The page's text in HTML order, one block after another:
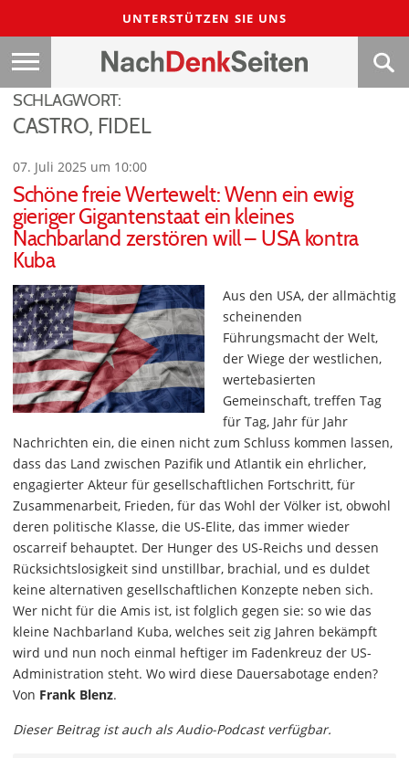
UNTERSTÜTZEN SIE UNS
SCHLAGWORT:
CASTRO, FIDEL
07. Juli 2025 um 10:00
Schöne freie Wertewelt: Wenn ein ewig
gieriger Gigantenstaat ein kleines
Nachbarland zerstören will – USA kontra
Kuba
Aus den USA, der allmächtig
scheinenden
Führungsmacht der Welt,
der Wiege der westlichen,
wertebasierten
Gemeinschaft, treffen Tag
für Tag, Jahr für Jahr
Nachrichten ein, die einen nicht zum Schluss kommen lassen,
dass das Land zwischen Pazifik und Atlantik ein ehrlicher,
engagierter Akteur für gesellschaftlichen Fortschritt, für
Zusammenarbeit, Frieden, für das Wohl der Völker ist, obwohl
deren politische Klasse, die US-Elite, das immer wieder
oscarreif behauptet. Der Hunger des US-Reichs und dessen
Rücksichtslosigkeit sind unstillbar, brachial, und es duldet
keine alternativen gesellschaftlichen Konzepte neben sich.
Wer nicht für die Amis ist, ist folglich gegen sie: so wie das
kleine Nachbarland Kuba, welches seit zig Jahren bekämpft
wird und nun noch einmal heftiger im Fadenkreuz der US-
Administration steht. Wo wird diese Dauersabotage enden?
Von Frank Blenz.
Dieser Beitrag ist auch als Audio-Podcast verfügbar.